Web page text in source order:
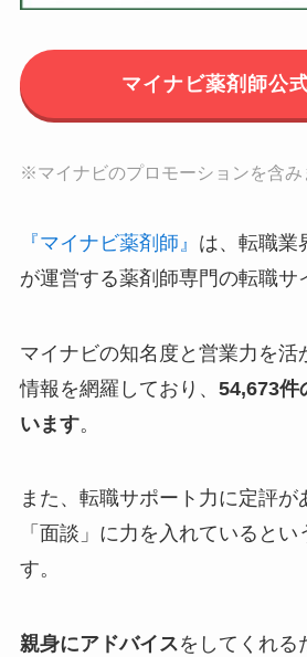
マイナビ薬剤師公
※マイナビのプロモーションを含み
『マイナビ薬剤師』 は、転職業
が運営する薬剤師専門の転職サ
マイナビの知名度と営業力を活
情報を網羅しており、 54,673件
います。
また、転職サポート力に定評が
「面談」に力を入れていると
す。
親身にアドバイスをしてくれる